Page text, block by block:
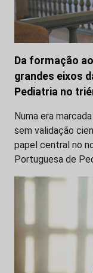
Da formação
grandes eixos
Pediatria no
Numa era
sem validação
papel central no
Portuguesa de